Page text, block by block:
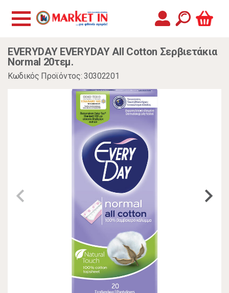
EVERYDAY EVERYDAY All Cotton Σερβιετάκια
Normal 20τεμ.
Κωδικός Προϊόντος: 30302201